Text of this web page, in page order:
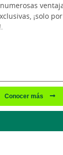
¡solo
Conocer más